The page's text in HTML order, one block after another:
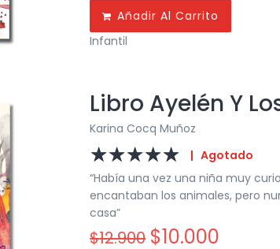
Añadir Al Carrito
Infantil
Libro Ayelén Y
Karina Cocq Muñoz
☆☆☆☆☆ | Agotado
“Había una vez una niña muy
encantaban los animales, pero
casa”
$12.900 $10.000